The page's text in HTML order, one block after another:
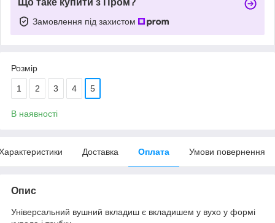
Замовлення під захистом
Розмір
1 2 3 4 5
В наявності
Доставка Оплата Умови повернення
Опис
Універсальний вушний вкладиш є вкладишем у вухо у формі